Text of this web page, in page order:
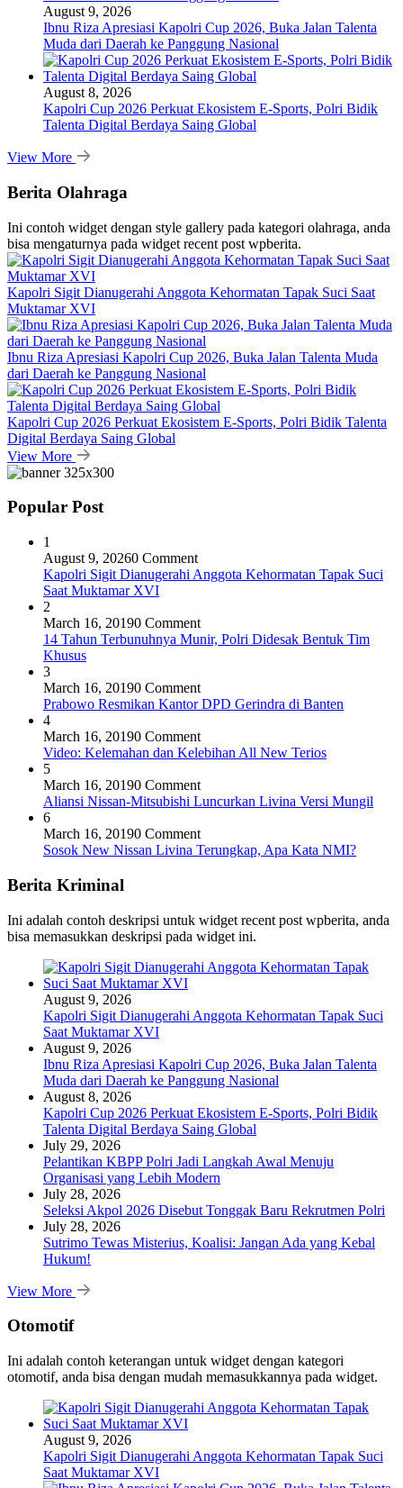
August 9, 2026
Ibnu Riza Apresiasi Kapolri Cup 2026, Buka Jalan Talenta
Muda dari Daerah ke Panggung Nasional
August 8, 2026
Kapolri Cup 2026 Perkuat Ekosistem E-Sports, Polri Bidik
Talenta Digital Berdaya Saing Global
View More
Berita Olahraga
Ini contoh widget dengan style gallery pada kategori olahraga, anda
bisa mengaturnya pada widget recent post wpberita.
Kapolri Sigit Dianugerahi Anggota Kehormatan Tapak Suci Saat
Muktamar XVI
Ibnu Riza Apresiasi Kapolri Cup 2026, Buka Jalan Talenta Muda
dari Daerah ke Panggung Nasional
Kapolri Cup 2026 Perkuat Ekosistem E-Sports, Polri Bidik Talenta
Digital Berdaya Saing Global
View More
Popular Post
1
August 9, 20260 Comment
Kapolri Sigit Dianugerahi Anggota Kehormatan Tapak Suci
Saat Muktamar XVI
2
March 16, 20190 Comment
14 Tahun Terbunuhnya Munir, Polri Didesak Bentuk Tim
Khusus
3
March 16, 20190 Comment
Prabowo Resmikan Kantor DPD Gerindra di Banten
4
March 16, 20190 Comment
Video: Kelemahan dan Kelebihan All New Terios
5
March 16, 20190 Comment
Aliansi Nissan-Mitsubishi Luncurkan Livina Versi Mungil
6
March 16, 20190 Comment
Sosok New Nissan Livina Terungkap, Apa Kata NMI?
Berita Kriminal
Ini adalah contoh deskripsi untuk widget recent post wpberita, anda
bisa memasukkan deskripsi pada widget ini.
August 9, 2026
Kapolri Sigit Dianugerahi Anggota Kehormatan Tapak Suci
Saat Muktamar XVI
August 9, 2026
Ibnu Riza Apresiasi Kapolri Cup 2026, Buka Jalan Talenta
Muda dari Daerah ke Panggung Nasional
August 8, 2026
Kapolri Cup 2026 Perkuat Ekosistem E-Sports, Polri Bidik
Talenta Digital Berdaya Saing Global
July 29, 2026
Pelantikan KBPP Polri Jadi Langkah Awal Menuju
Organisasi yang Lebih Modern
July 28, 2026
Seleksi Akpol 2026 Disebut Tonggak Baru Rekrutmen Polri
July 28, 2026
Sutrimo Tewas Misterius, Koalisi: Jangan Ada yang Kebal
Hukum!
View More
Otomotif
Ini adalah contoh keterangan untuk widget dengan kategori
otomotif, anda bisa dengan mudah memasukkannya pada widget.
August 9, 2026
Kapolri Sigit Dianugerahi Anggota Kehormatan Tapak Suci
Saat Muktamar XVI